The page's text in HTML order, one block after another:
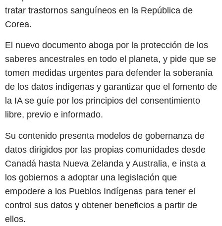
tratar trastornos sanguíneos en la República de
Corea.
El nuevo documento aboga por la protección de los
saberes ancestrales en todo el planeta, y pide que se
tomen medidas urgentes para defender la soberanía
de los datos indígenas y garantizar que el fomento de
la IA se guíe por los principios del consentimiento
libre, previo e informado.
Su contenido presenta modelos de gobernanza de
datos dirigidos por las propias comunidades desde
Canadá hasta Nueva Zelanda y Australia, e insta a
los gobiernos a adoptar una legislación que
empodere a los Pueblos Indígenas para tener el
control sus datos y obtener beneficios a partir de
ellos.